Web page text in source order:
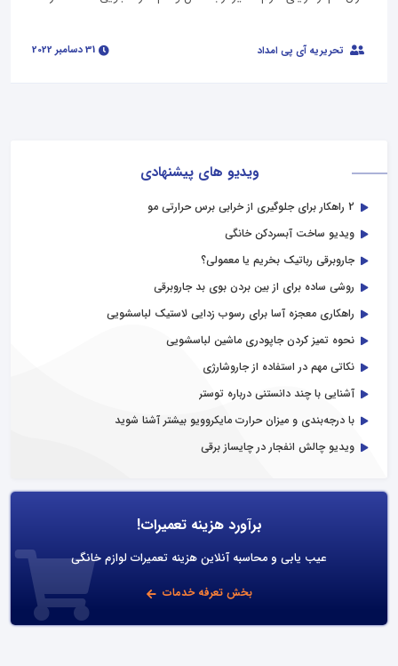
ویدیو های پیشنهادی
2 راهکار برای جلوگیری از خرابی برس حرارتی مو
ویدیو ساخت آبسردکن خانگی
جاروبرقی رباتیک بخریم یا معمولی؟
روشی ساده برای از بین بردن بوی بد جاروبرقی
راهکاری معجزه آسا برای رسوب زدایی لاستیک لباسشویی
نحوه تمیز کردن جاپودری ماشین لباسشویی
نکاتی مهم در استفاده از جاروشارژی
آشنایی با چند دانستنی درباره توستر
با درجه‌بندی و میزان حرارت مایکروویو بیشتر آشنا شوید
ویدیو چالش انفجار در چایساز برقی
برآورد هزینه تعمیرات!
عیب یابی و محاسبه آنلاین هزینه تعمیرات لوازم خانگی
بخش تعرفه خدمات
تحریریه آی پی امداد